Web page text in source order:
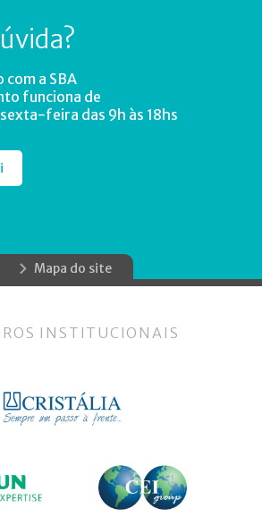
a SBA
funciona de
feira das 9h às 18hs
Mapa do site
INSTITUCIONAIS